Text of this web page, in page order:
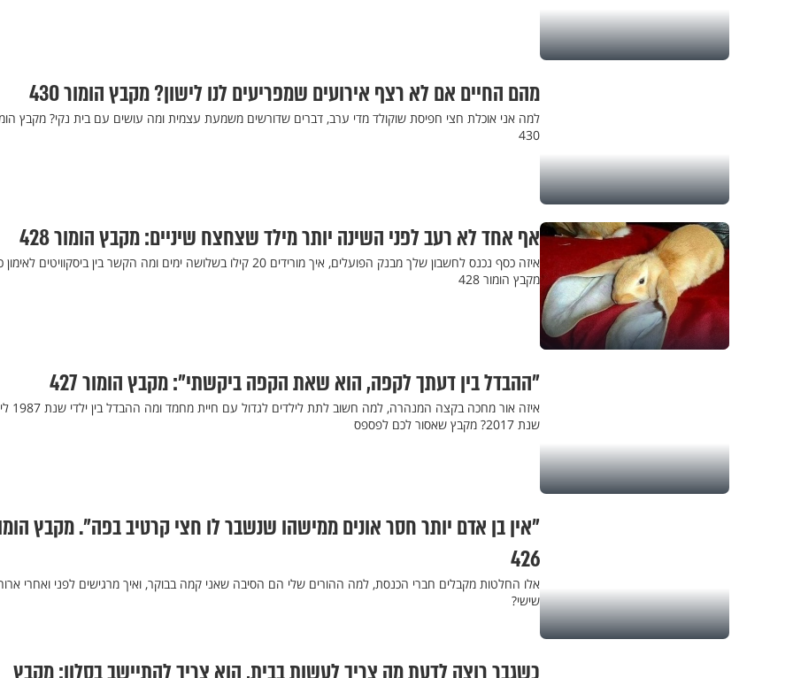
מהם החיים אם לא רצף אירועים שמפריעים לנו לישון? מקבץ הומור 430
למה אני אוכלת חצי חפיסת שוקולד מדי ערב, דברים שדורשים משמעת עצמית ומה עושים עם בית נקי? מקבץ
430
אף אחד לא רעב לפני השינה יותר מילד שצחצח שיניים: מקבץ הומור 428
איזה כסף נכנס לחשבון שלך מבנק הפועלים, איך מורידים 20 קילו בשלושה ימים ומה הקשר בין ביסקוויטים
מקבץ הומור 428
"ההבדל בין דעתך לקפה, הוא שאת הקפה ביקשתי": מקבץ הומור 427
איזה אור מחכה בקצה המנהרה,
שנת 2017? מקבץ שאסור לכם לפספס
"אין בן אדם יותר חסר אונים ממישהו שנשבר לו חצי קרטיב בפה". מקבץ
426
אלו החלטות מקבלים חברי הכנסת, למה ההורים שלי הם הסיבה שאני קמה בבוקר, ואיך מרגישים לפני ואחרי
שישי?